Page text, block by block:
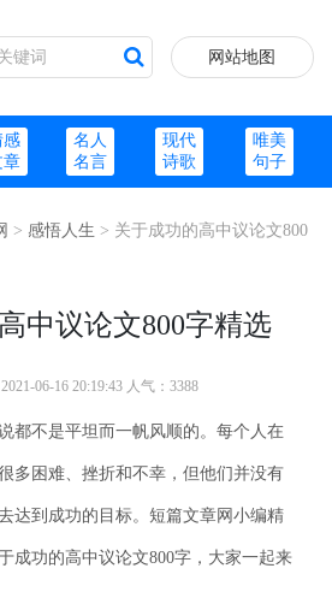
网站地图
感
章
名人
名言
现代
诗歌
唯美
句子
> 感悟人生 > 关于成功的高中议论文800
中议论文800字精选
2021-06-16 20:19:43 人气：3388
都不是平坦而一帆风顺的。每个人在
多困难、挫折和不幸，但他们并没有
达到成功的目标。短篇文章网小编精
成功的高中议论文800字，大家一起来